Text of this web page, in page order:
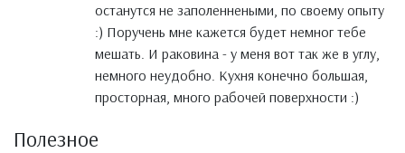
останутся не заполеннеными, по своему опыту
:) Поручень мне кажется будет немног тебе
мешать. И раковина - у меня вот так же в углу,
немного неудобно. Кухня конечно большая,
просторная, много рабочей поверхности :)
Полезное